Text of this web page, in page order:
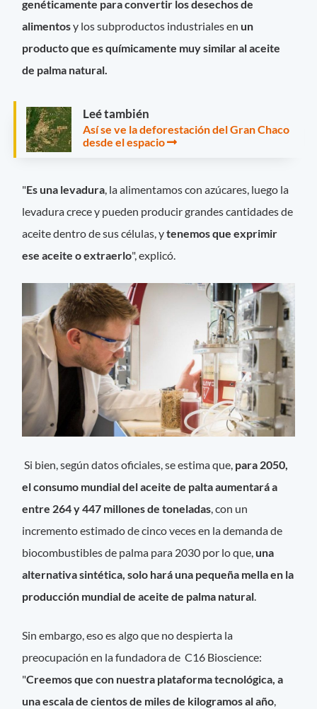
genéticamente para convertir los desechos de
alimentosy los subproductos industriales en un
producto que es químicamente muy similar al aceite
de palma natural.
Leé también
Así se ve la deforestación del Gran Chaco
desde el espacio
"Es una levadura, la alimentamos con azúcares, luego la
levadura crece y pueden producir grandes cantidades de
aceite dentro de sus células, ytenemos que exprimir
ese aceite o extraerlo", explicó.
Si bien, según datos oficiales, se estima que, para 2050,
el consumo mundial del aceite de palta aumentará a
entre 264 y 447 millones de toneladas, con un
incremento estimado de cinco veces en la demanda de
biocombustibles de palma para 2030 por lo que, una
alternativa sintética, solo hará una pequeña mella en la
producción mundial de aceite de palma natural.
Sin embargo, eso es algo que no despierta la
preocupación en la fundadora de C16 Bioscience:
"Creemos que con nuestra plataforma tecnológica, a
una escala de cientos de miles de kilogramos al año,